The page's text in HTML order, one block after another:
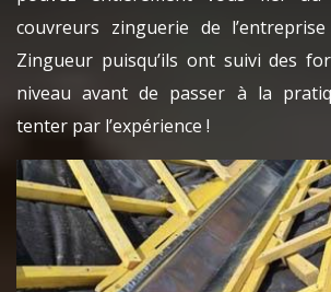
couvreurs zinguerie de
Zingueur puisqu’ils ont suivi des
niveau avant de passer à la
tenter par l’expérience !